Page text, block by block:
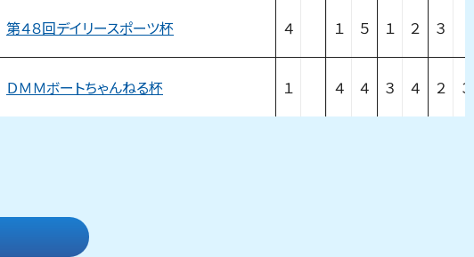
第４８回デイリースポーツ杯 ４ １ ５ １ ２ ３
ＤＭＭボートちゃんねる杯 １ ４ ４ ３ ４ ２ ３